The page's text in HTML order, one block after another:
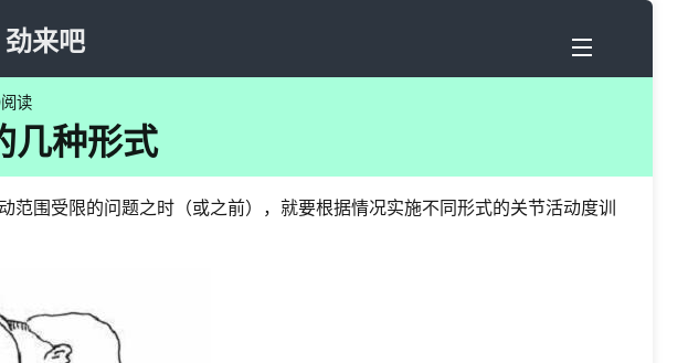
来吧
读
几种形式
围受限的问题之时（或之前），就要根据情况实施不同形式的关节活动度训